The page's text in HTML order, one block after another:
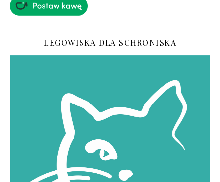
LEGOWISKA DLA SCHRONISKA